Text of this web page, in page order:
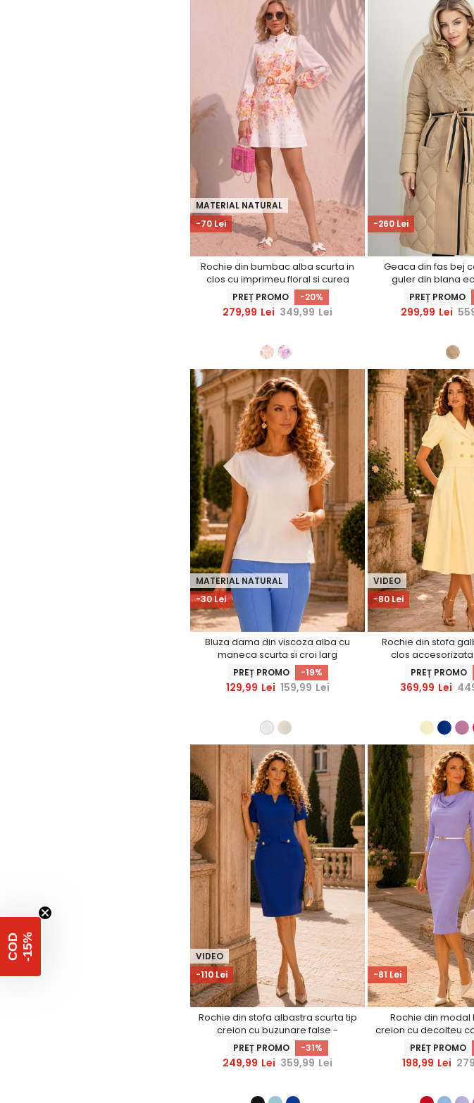
-70 Lei
MATERIAL NATURAL
Rochie din bumbac alba scurta in
clos cu imprimeu floral si curea
PREȚ PROMO -20%
279,99 Lei 349,99 Lei
-260 Lei
Geaca din fas bej
guler din blana
buzunare
PREȚ PROMO
299,99 Lei
-30 Lei
MATERIAL NATURAL
Bluza dama din viscoza alba cu
maneca scurta si croi larg
PREȚ PROMO -19%
129,99 Lei 159,99 Lei
-80 Lei
VIDEO
Rochie din stofa
clos
decorativi aurii -
PREȚ PROMO
369,99 Lei
-110 Lei
VIDEO
Rochie din stofa albastra scurta tip
creion cu buzunare false -
StarShinerS
PREȚ PROMO -31%
249,99 Lei 359,99 Lei
-81 Lei
Rochie din modal
creion cu decolteu
PREȚ PROMO
198,99 Lei
C
O
D
-
1
5 %